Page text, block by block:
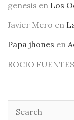
genesis en Los
Javier Mero en
Papa jhones en
ROCIO FUENTES